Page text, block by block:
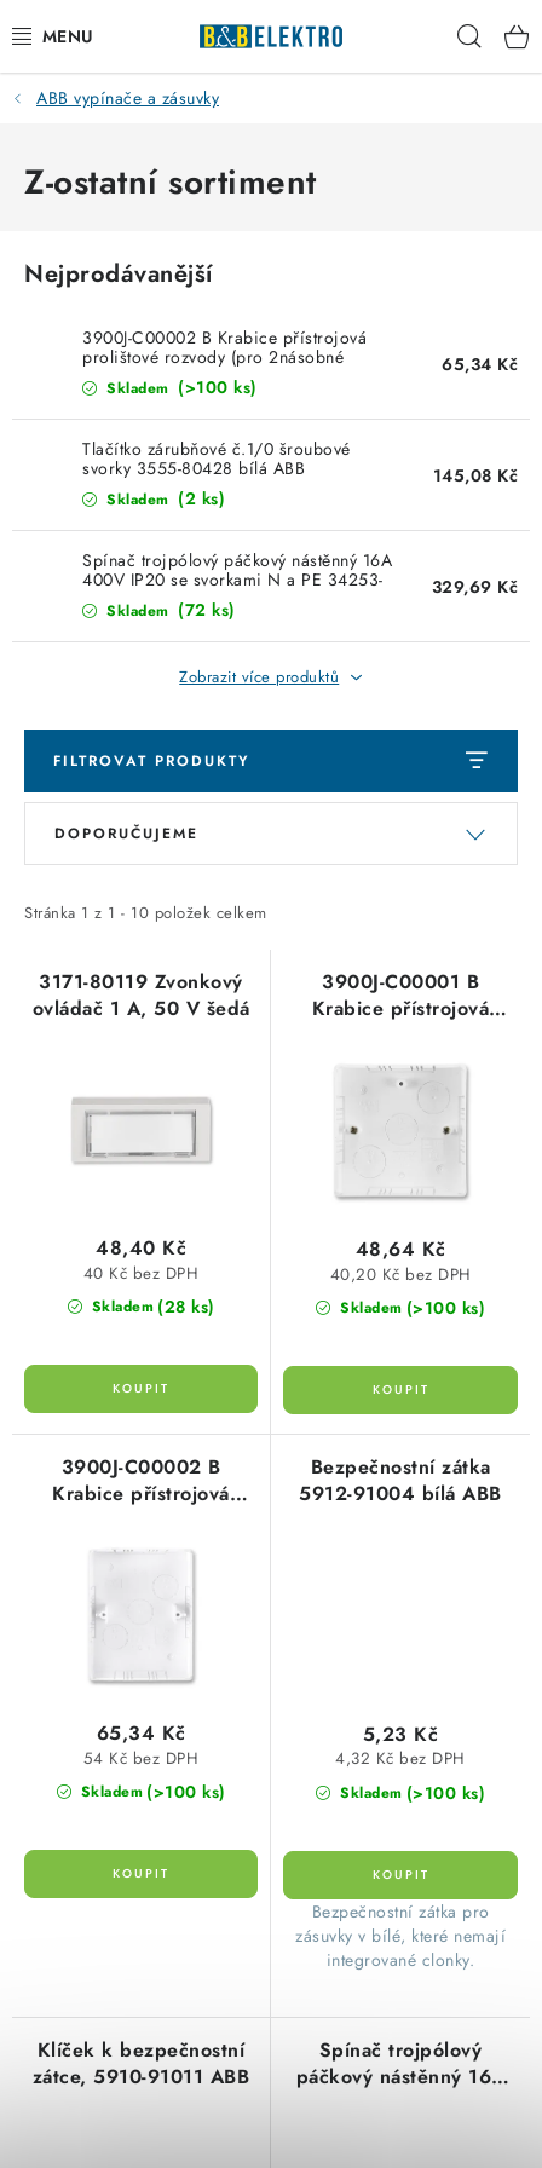
na
obsah
Reklamace / Vrácení zboží
Blog
VYTÁPĚNÍ
VYPÍNAČE
ELEKTROMATERIÁL
JISTIČE
ŽÁROVKY
FOTOVOLTAIKA
OHŘÍVAČE VODY
CHYTRÁ DOMÁCNOST
SVÍTIDLA domovní
LED osvětlení
SVÍTIDLA technická
NÁŘADÍ
VÝPRODEJ
Položky bez zařazené kategorie dle výrobců
VÁNOCE
Otevírací doba výdejny
Obchodní podmínky
ABB vypínače a zásuvky
Z-ostatní sortiment
Nejprodávanější
3900J-C00002 B Krabice přístrojová
prolištové rozvody (pro 2násobné
zásuvky) jasně bílá
Skladem (>100 ks)
65,34 Kč
Tlačítko zárubňové č.1/0 šroubové
svorky 3555-80428 bílá ABB
Skladem (2 ks)
145,08 Kč
Spínač trojpólový páčkový nástěnný 16A
400V IP20 se svorkami N a PE 34253-
10 černá ABB
Skladem (72 ks)
329,69 Kč
Zobrazit více produktů
FILTROVAT PRODUKTY
V
i
p
r
Stránka 1 z 1 - 10 položek celkem
Ř
e
p
DOPORUČUJEME
3171-80119 Zvonkový
ovládač 1 A, 50 V šedá
Skladem (28 ks)
40 Kč bez DPH
48,40 Kč
3900J-C00001 B
Krabice přístrojová
rozvody jasně bílá
Skladem (>100 ks)
40,20 Kč bez DPH
48,64 Kč
3900J-C00002 B
Krabice přístrojová
2násobné zásuvky) jasně
bílá
Skladem (>100 ks)
54 Kč bez DPH
65,34 Kč
Bezpečnostní zátka
5912-91004 bílá ABB
Skladem (>100 ks)
4,32 Kč bez DPH
5,23 Kč
​Bezpečnostní zátka pro
zásuvky v bílé, které nemají
integrované clonky.
Klíček k bezpečnostní
zátce, 5910-91011 ABB
Spínač trojpólový
páčkový nástěnný 16A